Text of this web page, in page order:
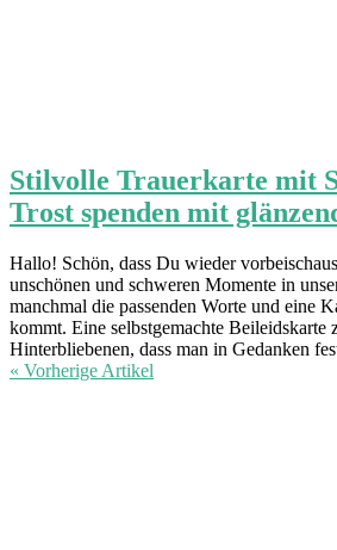
Stilvolle Trauerkarte mit
Trost spenden mit
Hallo! Schön, dass Du wieder
unschönen und schweren Momente in
manchmal die passenden Worte und eine
kommt. Eine selbstgemachte Beileidskarte
Hinterbliebenen, dass man in Gedanken
« Vorherige Artikel